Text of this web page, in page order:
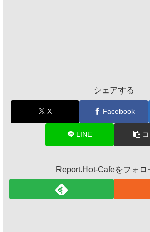
シェアする
X Facebook
LINE
Report.Hot-Cafeをフォロ